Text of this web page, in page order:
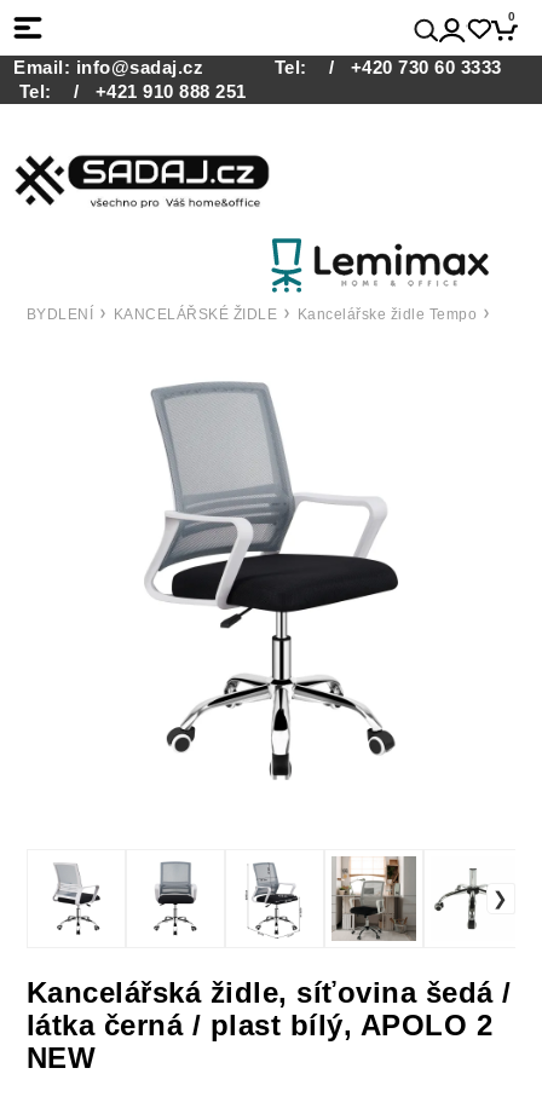
0
Email: info@sadaj.cz Tel:
/ +420 730 60 3333
Tel:
/ +421 910 888 251
BYDLENÍ KANCELÁŘSKÉ ŽIDLE Kancelářske židle Tempo
Kancelářská židle, síťovina šedá /
látka černá / plast bílý, APOLO 2
NEW